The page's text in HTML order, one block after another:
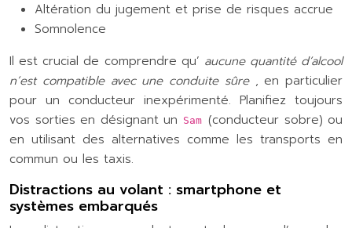
Altération du jugement et prise de risques accrue
Somnolence
Il est crucial de comprendre qu’ aucune quantité d’alcool
n’est compatible avec une conduite sûre , en particulier
pour un conducteur inexpérimenté. Planifiez toujours
vos sorties en désignant un Sam (conducteur sobre) ou
en utilisant des alternatives comme les transports en
commun ou les taxis.
Distractions au volant : smartphone et
systèmes embarqués